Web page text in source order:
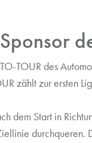
TOUR des
zählt zur ersten
dem Start in
durchqueren.